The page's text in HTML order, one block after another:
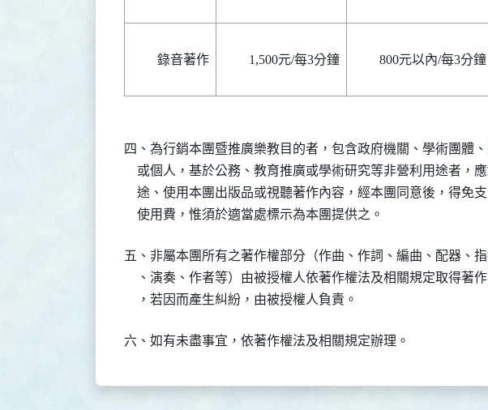
錄音著作 1,500元/每3分鐘 800元以內/每3分鐘
四、為行銷本團暨推廣樂教目的者，包含政府機關、學術團體
或個人，基於公務、教育推廣或學術研究等非營利用途者，
途、使用本團出版品或視聽著作內容，經本團同意後，得免支
    使用費，惟須於適當處標示為本團提供之。
五、非屬本團所有之著作權部分（作曲、作詞、編曲、配器、
、演奏、作者等）由被授權人依著作權法及相關規定取得著
    ，若因而產生糾紛，由被授權人負責。
六、如有未盡事宜，依著作權法及相關規定辦理。